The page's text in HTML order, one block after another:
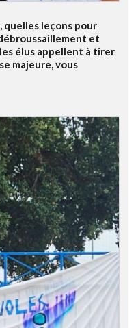
quelles leçons pour
et
élus appellent à tirer
majeure, vous